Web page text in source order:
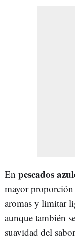
En pescados
mayor proporción
aromas y limitar
aunque también
suavidad del